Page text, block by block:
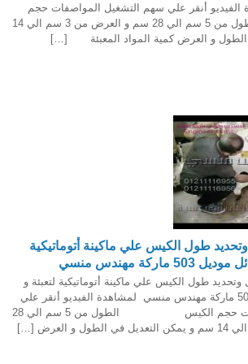
أنقر علي سهم التشغيل المواصفات حجم
الكيس الطول من 5 سم الي 28 سم و العرض من 3 سم الي 14
و العرض كمية المواد المعبئة […]
طول الكيس علي ماكينة أتوماتيكية
مهندس منسي
طول الكيس علي ماكينة أتوماتيكية لتعبئة و
تغليف السوائل موديل 503 ماركة مهندس منسي لمشاهدة الفيديو أنقر علي
سهم التشغيل المواصفات حجم الكيس الطول من 5 سم الي 28